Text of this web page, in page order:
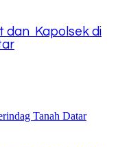
dan Kapolsek di